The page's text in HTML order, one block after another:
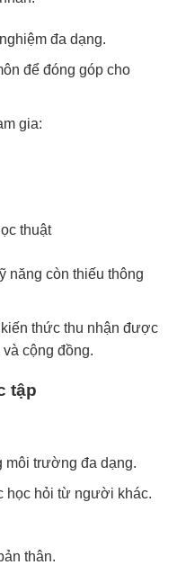
đa dạng.
để đóng góp cho
gia:
thuật
năng còn thiếu thông
thức thu nhận được
cộng đồng.
tập
môi trường đa dạng.
học hỏi từ người khác.
thân.